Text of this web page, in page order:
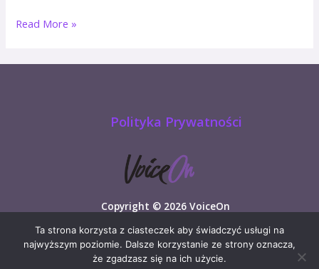
Read More »
Polityka Prywatności
Copyright © 2026 VoiceOn
Ta strona korzysta z ciasteczek aby świadczyć usługi na
najwyższym poziomie. Dalsze korzystanie ze strony oznacza,
że zgadzasz się na ich użycie.